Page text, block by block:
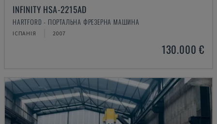
INFINITY HSA-2215AD
HARTFORD - ПОРТАЛЬНА ФРЕЗЕРНА МАШИНА
ІСПАНІЯ 2007
130.000 €